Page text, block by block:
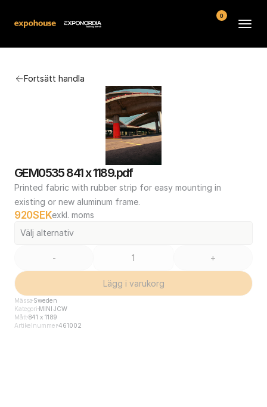
Fortsätt handla
GEM0535 841 x 1189.pdf
Printed fabric with rubber strip for easy mounting in
existing or new aluminum frame.
920SEKexkl. moms
Välj alternativ
- +
Lägg i varukorg
Mässa Sweden
Kategori MINI JCW
Mått841 x 1189
Artikelnummer461002
Kontakt
Köpvillkor
0